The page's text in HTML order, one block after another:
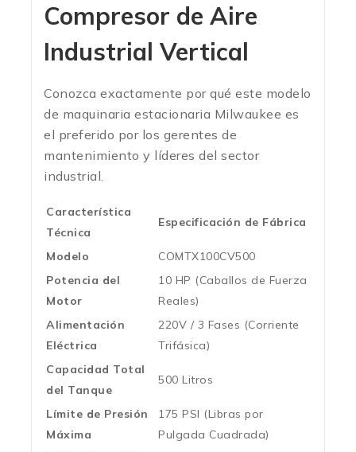
Compresor de Aire
Industrial Vertical
Conozca exactamente por qué este modelo
de maquinaria estacionaria Milwaukee es
el preferido por los gerentes de
mantenimiento y líderes del sector
industrial.
Característica
Técnica
Especificación de Fábrica
Modelo
COMTX100CV500
Potencia del
Motor
10 HP (Caballos de Fuerza
Reales)
Alimentación
Eléctrica
220V / 3 Fases (Corriente
Trifásica)
Capacidad Total
del Tanque
500 Litros
Límite de Presión
Máxima
175 PSI (Libras por
Pulgada Cuadrada)